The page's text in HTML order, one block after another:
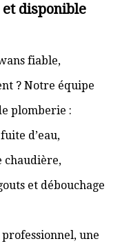
disponible
fiable,
? Notre équipe
plomberie :
d’eau,
chaudière,
et débouchage
une